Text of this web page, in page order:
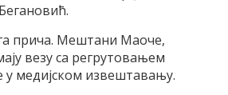
прича. Мештани Маоче,
везу са регрутовањем
у медијском извештавању.